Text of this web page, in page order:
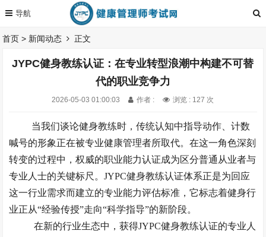
首页 > 新闻动态 正文
JYPC健身教练认证：在专业转型浪潮中构建不可替
代的职业竞争力
2026-05-03 01:00:03 作者 : 浏览 : 127 次
当我们谈论健身教练时，传统认知中指导动作、计数
喊号的形象正在被专业健康管理者所取代。在这一角色深刻
转变的过程中，权威的职业能力认证成为区分普通从业者与
专业人士的关键标尺。JYPC健身教练认证体系正是为回应
这一行业需求而建立的专业能力评估标准，它标志着健身行
业正从“经验传授”走向“科学指导”的新阶段。
在新的行业生态中，获得JYPC健身教练认证的专业人